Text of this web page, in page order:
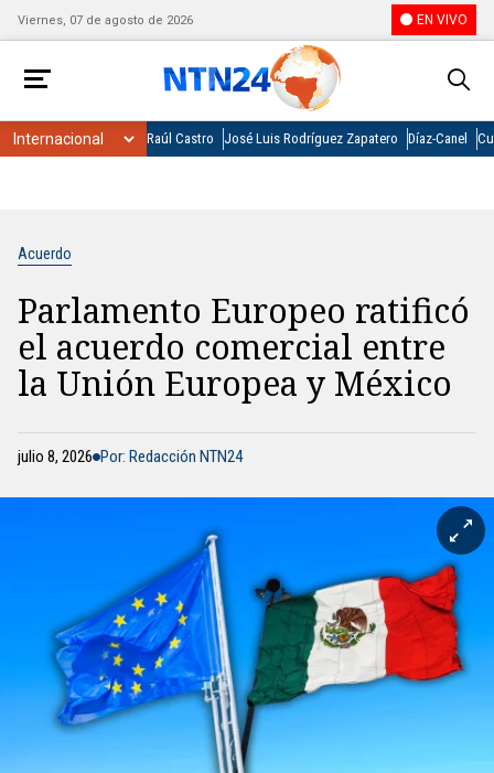
Viernes, 07 de agosto de 2026 EN VIVO
Raúl Castro José Luis Rodríguez Zapatero Díaz-Canel
Acuerdo
Parlamento Europeo ratificó
el acuerdo comercial entre
la Unión Europea y México
julio 8, 2026 Por: Redacción NTN24